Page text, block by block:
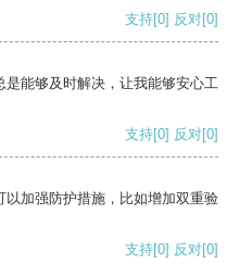
支持[0] 反对[0]
能够及时解决，让我能够安心工
支持[0] 反对[0]
加强防护措施，比如增加双重验
支持[0] 反对[0]